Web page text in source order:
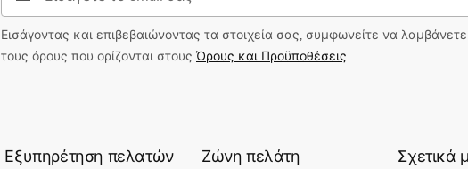
Εισάγοντας και επιβεβαιώνοντας τα στοιχεία σας, συμφωνείτε να
τους όρους που ορίζονται στους Όρους και Προϋποθέσεις.
Εξυπηρέτηση πελατών Ζώνη πελάτη Σχετικά